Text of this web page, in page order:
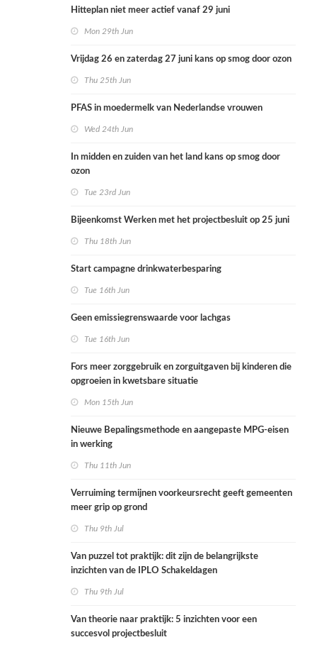
Hitteplan niet meer actief vanaf 29 juni
Mon 29th Jun
Vrijdag 26 en zaterdag 27 juni kans op smog door ozon
Thu 25th Jun
PFAS in moedermelk van Nederlandse vrouwen
Wed 24th Jun
In midden en zuiden van het land kans op smog door
ozon
Tue 23rd Jun
Bijeenkomst Werken met het projectbesluit op 25 juni
Thu 18th Jun
Start campagne drinkwaterbesparing
Tue 16th Jun
Geen emissiegrenswaarde voor lachgas
Tue 16th Jun
Fors meer zorggebruik en zorguitgaven bij kinderen die
opgroeien in kwetsbare situatie
Mon 15th Jun
Nieuwe Bepalingsmethode en aangepaste MPG-eisen
in werking
Thu 11th Jun
Verruiming termijnen voorkeursrecht geeft gemeenten
meer grip op grond
Thu 9th Jul
Van puzzel tot praktijk: dit zijn de belangrijkste
inzichten van de IPLO Schakeldagen
Thu 9th Jul
Van theorie naar praktijk: 5 inzichten voor een
succesvol projectbesluit